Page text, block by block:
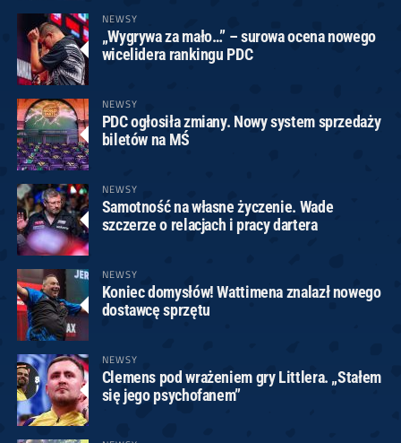
NEWSY
„Wygrywa za mało…” – surowa ocena nowego
wicelidera rankingu PDC
NEWSY
PDC ogłosiła zmiany. Nowy system sprzedaży
biletów na MŚ
NEWSY
Samotność na własne życzenie. Wade
szczerze o relacjach i pracy dartera
NEWSY
Koniec domysłów! Wattimena znalazł nowego
dostawcę sprzętu
NEWSY
Clemens pod wrażeniem gry Littlera. „Stałem
się jego psychofanem”